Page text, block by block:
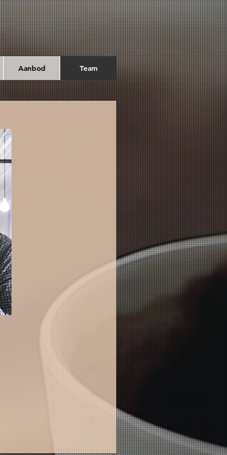
Aanbod Team